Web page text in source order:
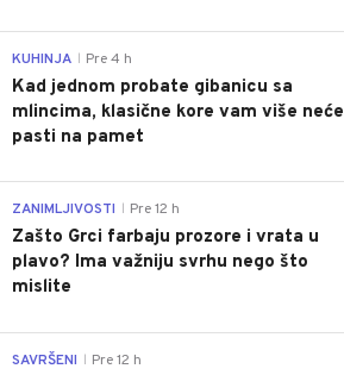
KUHINJA Pre 4 h
Kad jednom probate gibanicu sa
mlincima, klasične kore vam više neće
pasti na pamet
ZANIMLJIVOSTI Pre 12 h
Zašto Grci farbaju prozore i vrata u
plavo? Ima važniju svrhu nego što
mislite
SAVRŠENI Pre 12 h